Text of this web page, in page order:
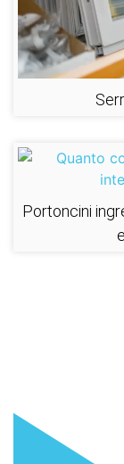
Portoncini